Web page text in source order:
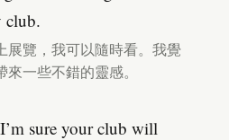
club.
展覽，我可以隨時看。我覺
一些不錯的靈感。
sure your club will